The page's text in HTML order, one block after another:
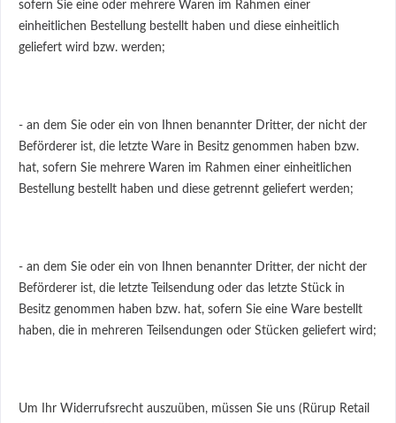
sofern Sie eine oder mehrere Waren im Rahmen einer
einheitlichen Bestellung bestellt haben und diese einheitlich
geliefert wird bzw. werden;
- an dem Sie oder ein von Ihnen benannter Dritter, der nicht der
Beförderer ist, die letzte Ware in Besitz genommen haben bzw.
hat, sofern Sie mehrere Waren im Rahmen einer einheitlichen
Bestellung bestellt haben und diese getrennt geliefert werden;
- an dem Sie oder ein von Ihnen benannter Dritter, der nicht der
Beförderer ist, die letzte Teilsendung oder das letzte Stück in
Besitz genommen haben bzw. hat, sofern Sie eine Ware bestellt
haben, die in mehreren Teilsendungen oder Stücken geliefert wird;
Um Ihr Widerrufsrecht auszuüben, müssen Sie uns (Rürup Retail